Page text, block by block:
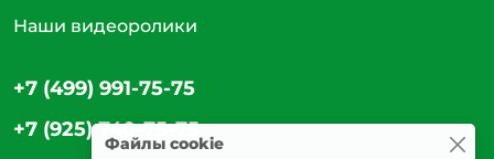
Наши видеоролики
+7 (499) 991-75-75
+7 (925) 740-75-75
Файлы cookie